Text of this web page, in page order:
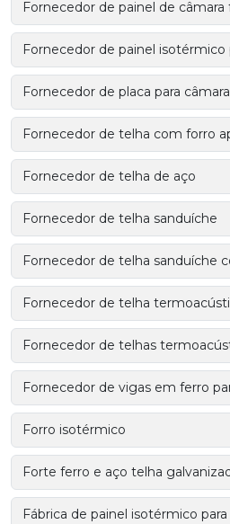
Fornecedor de painel de câmara
Fornecedor de painel isotérmico
Fornecedor de placa para
Fornecedor de telha com forro
Fornecedor de telha de aço
Fornecedor de telha sanduíche
Fornecedor de telha sanduíche
Fornecedor de telha
Fornecedor de telhas
Fornecedor de vigas em ferro
Forro isotérmico
Forte ferro e aço telha
Fábrica de painel isotérmico